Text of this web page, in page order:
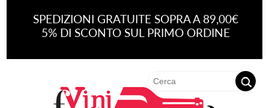
SPEDIZIONI GRATUITE SOPRA A 89,00€
5% DI SCONTO SUL PRIMO ORDINE